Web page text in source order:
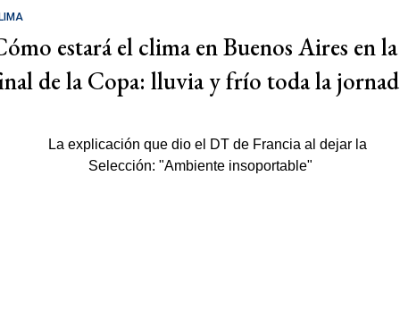
estará el clima en Buenos Aires en la
de la Copa: lluvia y frío toda la